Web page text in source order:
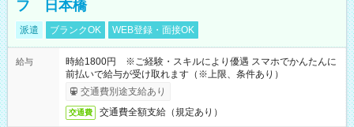
フ 日本橋
派遣 ブランクOK WEB登録・面接OK
給与
時給1800円 ※ご経験・スキルにより優遇 スマホでかんたんに
前払いで給与が受け取れます（※上限、条件あり）
交通費別途支給あり
交通費 交通費全額支給（規定あり）